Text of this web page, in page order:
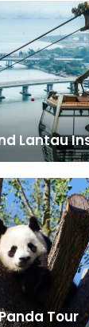
Lantau
Tour